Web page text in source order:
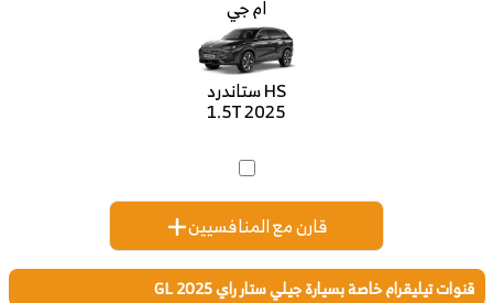
ام جي
HS ستاندرد
1.5T 2025
قارن مع المنافسيين
قنوات تيليقرام خاصة بسيارة جيلي ستار راي GL 2025